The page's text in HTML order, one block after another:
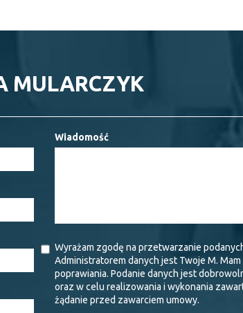
MULARCZYK
Wiadomość
Wyrażam zgodę na przetwarzanie
Administratorem danych jest Twoje M.
poprawiania. Podanie danych jest
oraz w celu realizowania i wykonania
żądanie przed zawarciem umowy.